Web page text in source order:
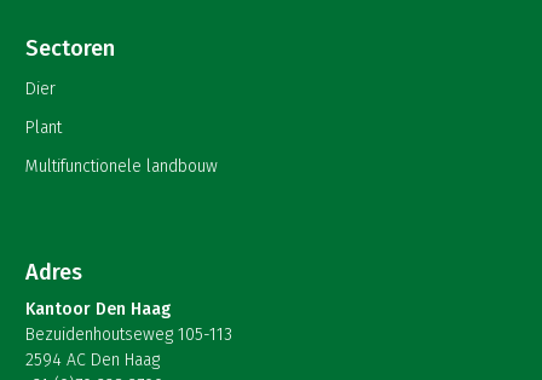
Sectoren
Dier
Plant
Multifunctionele landbouw
Adres
Kantoor Den Haag
Bezuidenhoutseweg 105-113
2594 AC Den Haag